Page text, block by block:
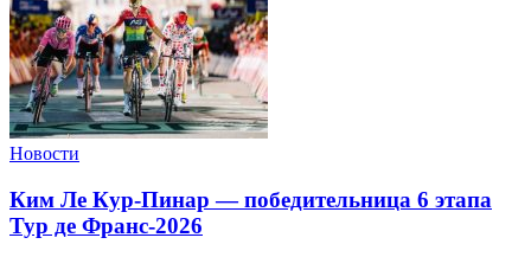
Новости
Ким Ле Кур-Пинар — победительница 6 этапа
Тур де Франс-2026